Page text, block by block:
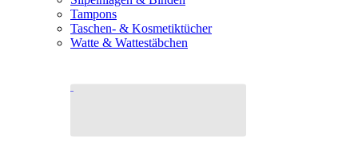
Tampons
Taschen- & Kosmetiktücher
Watte & Wattestäbchen